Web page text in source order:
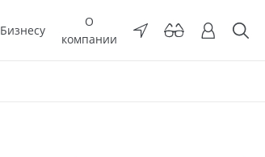
Бизнесу
О
компании